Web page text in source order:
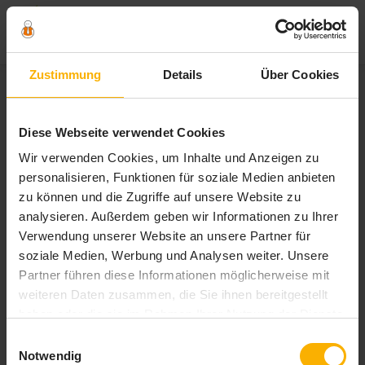
Zustimmung Details Über Cookies
Diese Webseite verwendet Cookies
Wir verwenden Cookies, um Inhalte und Anzeigen zu
personalisieren, Funktionen für soziale Medien anbieten
zu können und die Zugriffe auf unsere Website zu
analysieren. Außerdem geben wir Informationen zu Ihrer
Verwendung unserer Website an unsere Partner für
soziale Medien, Werbung und Analysen weiter. Unsere
Partner führen diese Informationen möglicherweise mit
weiteren Daten zusammen, die Sie ihnen bereitgestellt
Cookies, wenn Sie unsere Webseite weiterhin nutzen.
Notwendig
erstlingsausstattung